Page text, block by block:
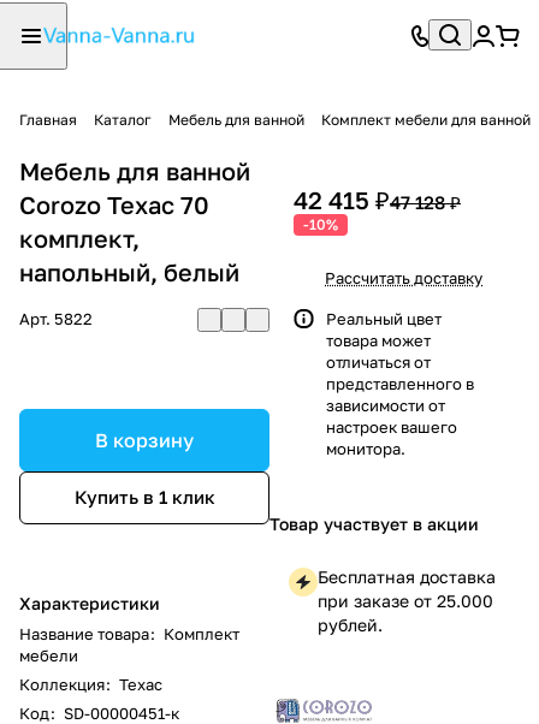
Главная Каталог Мебель для ванной Комплект мебели для ванной
Мебель для ванной
Corozo Техас 70
комплект,
напольный, белый
Арт. 5822
В корзину
Купить в 1 клик
Характеристики
Название товара: Комплект
мебели
Коллекция: Техас
Код: SD-00000451-к
42 415 ₽47 128 ₽
-10%
Рассчитать доставку
Реальный цвет
товара может
отличаться от
представленного в
зависимости от
настроек вашего
монитора.
Товар участвует в акции
Бесплатная доставка
при заказе от 25.000
рублей.